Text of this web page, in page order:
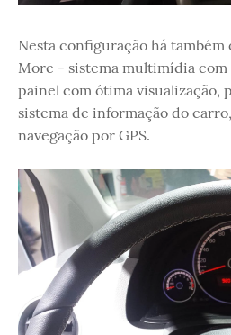
Nesta configuração há também
More - sistema multimídia
painel com ótima visualização,
sistema de informação do
navegação por GPS.